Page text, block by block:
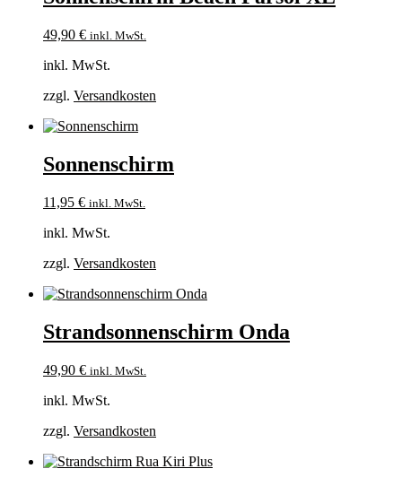
49,90 € inkl. MwSt.
inkl. MwSt.
zzgl. Versandkosten
Sonnenschirm
11,95 € inkl. MwSt.
inkl. MwSt.
zzgl. Versandkosten
Strandsonnenschirm Onda
49,90 € inkl. MwSt.
inkl. MwSt.
zzgl. Versandkosten